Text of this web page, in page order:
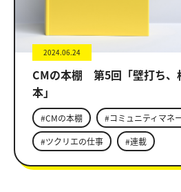
2024.06.24
CMの本棚 第5回「壁打ち、
本」
#CMの本棚
#コミュニティマネ
#ツクリエの仕事
#連載